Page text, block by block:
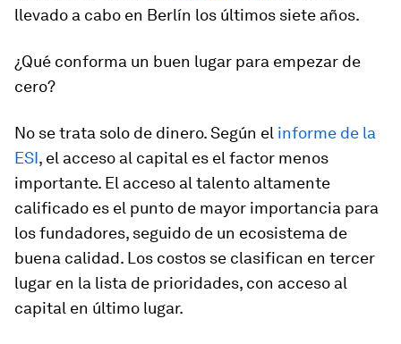
llevado a cabo en Berlín los últimos siete años.
¿Qué conforma un buen lugar para empezar de
cero?
No se trata solo de dinero. Según el informe de la
ESI, el acceso al capital es el factor menos
importante. El acceso al talento altamente
calificado es el punto de mayor importancia para
los fundadores, seguido de un ecosistema de
buena calidad. Los costos se clasifican en tercer
lugar en la lista de prioridades, con acceso al
capital en último lugar.